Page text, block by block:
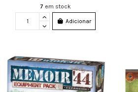
7 em stock
Adicionar